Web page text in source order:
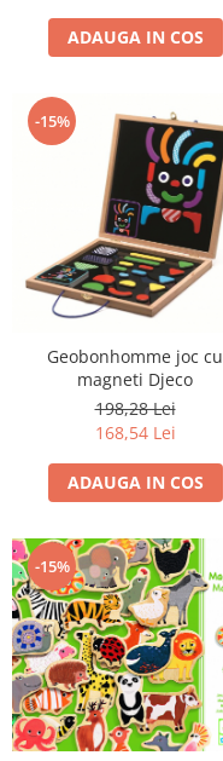
ADAUGA IN COS
-15%
Geobonhomme joc cu
magneti Djeco
198,28 Lei
168,54 Lei
ADAUGA IN COS
-15%